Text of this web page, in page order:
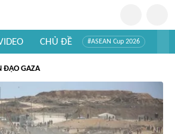
CHỦ ĐỀ #ASEAN Cup 2026
ĐẠO GAZA